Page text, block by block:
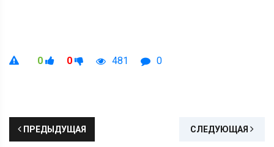
0 0 481 0
ПРЕДЫДУЩАЯ СЛЕДУЮЩАЯ